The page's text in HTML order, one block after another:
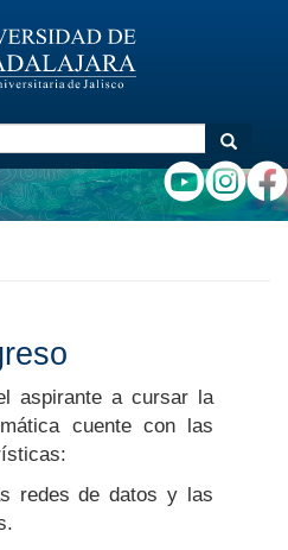
Search
aspirante a cursar la
cuente con las
redes de datos y las